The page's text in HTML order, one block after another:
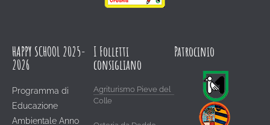
HAPPY SCHOOL 2025-
2026
Programma di
Educazione
Ambientale Anno
I Folletti
consigliano
Agriturismo Pieve del
Colle
Patrocinio